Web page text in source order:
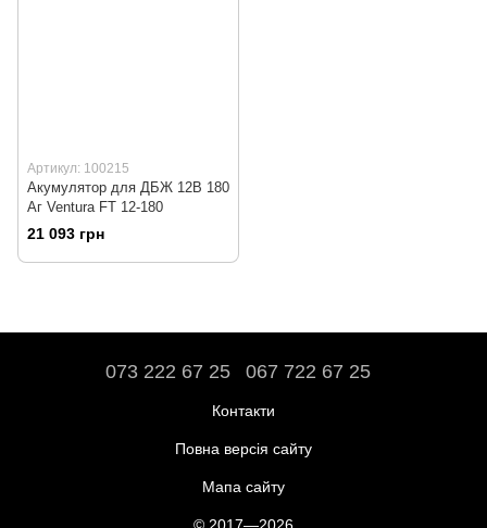
Артикул: 100215
Акумулятор для ДБЖ 12В 180
Аг Ventura FT 12-180
21 093 грн
073 222 67 25 067 722 67 25
Контакти
Повна версія сайту
Мапа сайту